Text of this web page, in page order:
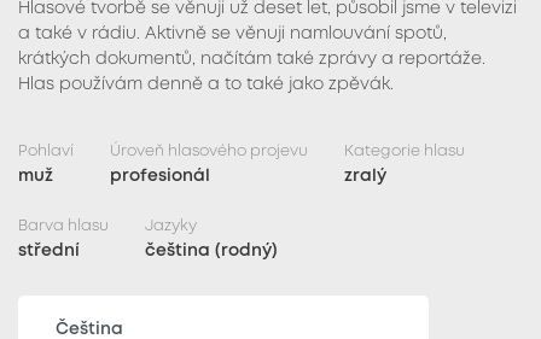
Hlasové tvorbě se věnuji už deset let, působil jsme v televizi
a také v rádiu. Aktivně se věnuji namlouvání spotů,
krátkých dokumentů, načítám také zprávy a reportáže.
Hlas používám denně a to také jako zpěvák.
Pohlaví
muž
Úroveň hlasového projevu
profesionál
Kategorie hlasu
zralý
Barva hlasu
střední
Jazyky
čeština (rodný)
Čeština